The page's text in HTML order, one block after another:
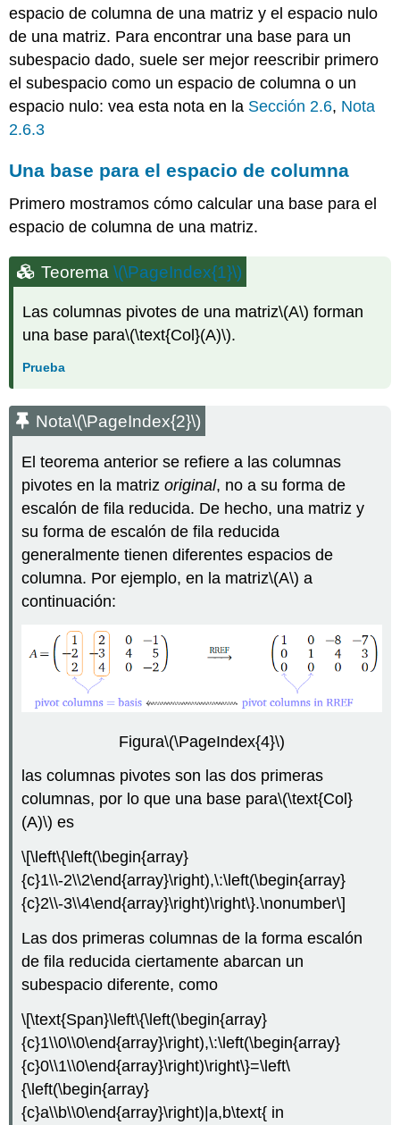
espacio de columna de una matriz y el espacio nulo
de una matriz. Para encontrar una base para un
subespacio dado, suele ser mejor reescribir primero
el subespacio como un espacio de columna o un
espacio nulo: vea esta nota en la Sección 2.6, Nota
2.6.3
Una base para el espacio de columna
Primero mostramos cómo calcular una base para el
espacio de columna de una matriz.
Teorema\(\PageIndex{1}\)
Las columnas pivotes de una matriz\(A\) forman
una base para\(\text{Col}(A)\).
Prueba
Nota\(\PageIndex{2}\)
El teorema anterior se refiere a las columnas
pivotes en la matrizoriginal, no a su forma de
escalón de fila reducida. De hecho, una matriz y
su forma de escalón de fila reducida
generalmente tienen diferentes espacios de
columna. Por ejemplo, en la matriz\(A\) a
continuación:
Figura\(\PageIndex{4}\)
las columnas pivotes son las dos primeras
columnas, por lo que una base para\(\text{Col}
(A)\) es
\[\left\{\left(\begin{array}
{c}1\\-2\\2\end{array}\right),\:\left(\begin{array}
{c}2\\-3\\4\end{array}\right)\right\}.\nonumber\]
Las dos primeras columnas de la forma escalón
de fila reducida ciertamente abarcan un
subespacio diferente, como
\[\text{Span}\left\{\left(\begin{array}
{c}1\\0\\0\end{array}\right),\:\left(\begin{array}
{c}0\\1\\0\end{array}\right)\right\}=\left\
{\left(\begin{array}
{c}a\\b\\0\end{array}\right)|a,b\text{ in